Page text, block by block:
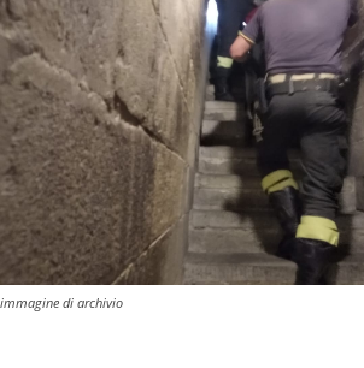
immagine di archivio